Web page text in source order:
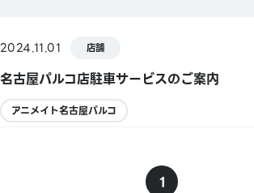
2024.11.01 店舗
名古屋パルコ店駐車サービスのご案内
アニメイト名古屋パルコ
1